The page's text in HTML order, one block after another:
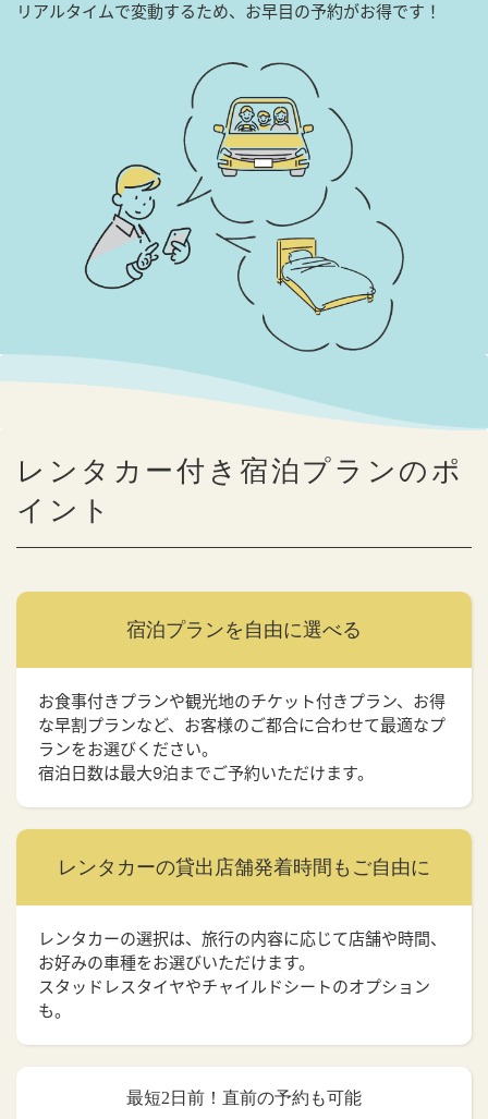
リアルタイムで変動するため、お早目の予約がお得です！
レンタカー付き宿泊プランのポ
イント
宿泊プランを 自由に選べる
お食事付きプランや観光地のチケット付きプラン、お得
な早割プランなど、お客様のご都合に合わせて最適なプ
ランをお選びください。
宿泊日数は最大9泊までご予約いただけます。
レンタカーの貸出店舗発着時間もご自由に
レンタカーの選択は、旅行の内容に応じて店舗や時間、
お好みの車種をお選びいただけます。
スタッドレスタイヤやチャイルドシートのオプション
も。
最短2日前！直前の予約も可能